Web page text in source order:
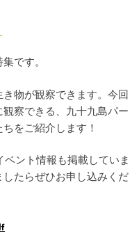
です。
物が観察できます。今回
察できる、九十九島パー
をご紹介します！
ント情報も掲載していま
たらぜひお申し込みくだ